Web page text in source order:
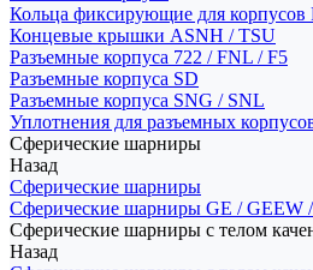
Кольца фиксирующие для корпусов
Концевые крышки ASNH / TSU
Разъемные корпуса 722 / FNL / F5
Разъемные корпуса SD
Разъемные корпуса SNG / SNL
Уплотнения для разъемных
Сферические шарниры
Назад
Сферические шарниры
Сферические шарниры GE / GEEW
Сферические шарниры с телом
Назад